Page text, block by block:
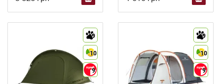
9
10
9
9
10
9